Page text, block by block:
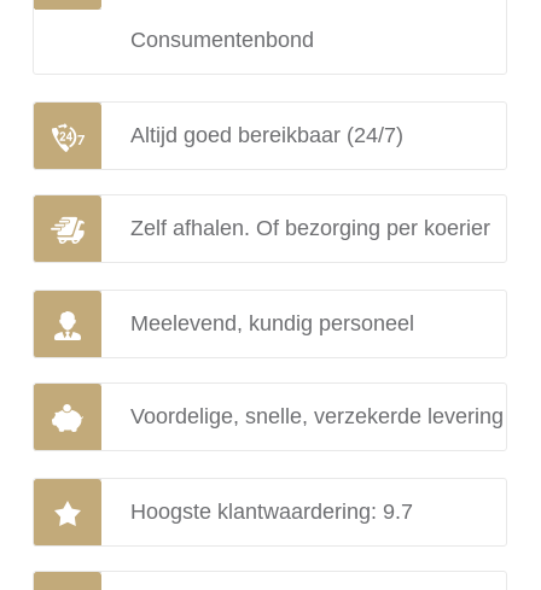
Consumentenbond
Altijd goed bereikbaar (24/7)
Zelf afhalen. Of bezorging per koerier
Meelevend, kundig personeel
Voordelige, snelle, verzekerde levering
Hoogste klantwaardering: 9.7